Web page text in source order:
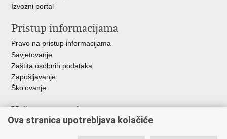
Izvozni portal
Pristup informacijama
Pravo na pristup informacijama
Savjetovanje
Zaštita osobnih podataka
Zapošljavanje
Školovanje
Važne poveznice
Ministarstvo unutarnjih poslova
Ova stranica upotrebljava kolačiće